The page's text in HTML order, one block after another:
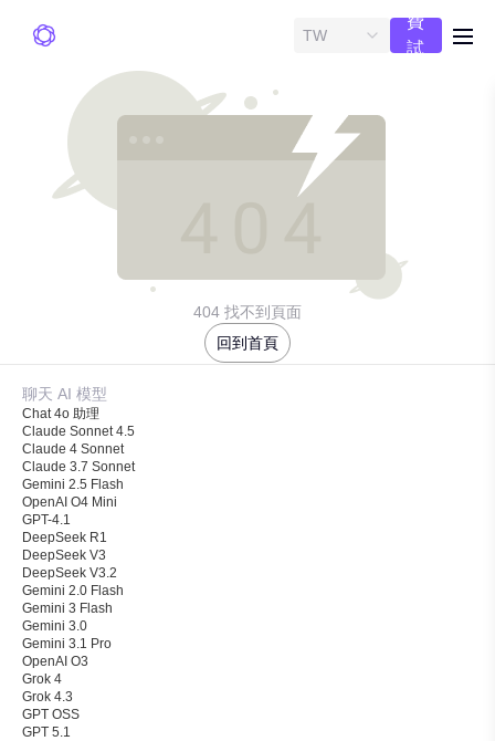
TW
費
試
404 找不到頁面
回到首頁
聊天 AI 模型
Chat 4o 助理
Claude Sonnet 4.5
Claude 4 Sonnet
Claude 3.7 Sonnet
Gemini 2.5 Flash
OpenAI O4 Mini
GPT-4.1
DeepSeek R1
DeepSeek V3
DeepSeek V3.2
Gemini 2.0 Flash
Gemini 3 Flash
Gemini 3.0
Gemini 3.1 Pro
OpenAI O3
Grok 4
Grok 4.3
GPT OSS
GPT 5.1